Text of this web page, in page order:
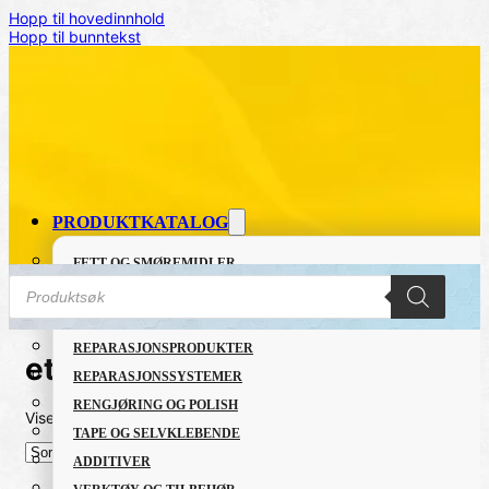
Hopp til hovedinnhold
Hopp til bunntekst
PRODUKTKATALOG
FETT OG SMØREMIDLER
GRUNNING OG LAKK
LIM OG TETTEMASSER
REPARASJONSPRODUKTER
REPARASJONSSYSTEMER
RENGJØRING OG POLISH
TAPE OG SELVKLEBENDE
ADDITIVER
Products
search
etch primer
Viser det ene resultatet